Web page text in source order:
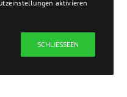
aktivieren
SCHLIESSEEN